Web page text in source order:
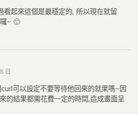
看起來這個是最穩定的, 所以現在就留
~ 🙂
日
可以設定不要等待他回來的就果嗎~因
的結果都需花費一定的時間,造成畫面呈